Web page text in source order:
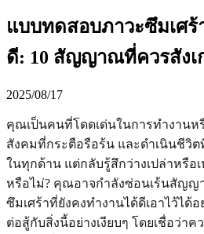
แบบทดสอบภาวะซึมเศร้
ดี: 10 สัญญาณที่ควรสังเ
2025/08/17
คุณเป็นคนที่โดดเด่นในการทำงานห
สังคมที่กระตือรือร้น และดำเนินชีวิต
ในทุกด้าน แต่กลับรู้สึกว่างเปล่าหรือ
หรือไม่? คุณอาจกำลังซ่อนเร้นสัญญ
ซึมเศร้าที่ยังคงทำงานได้ดีเอาไว้ได้
ต่อสู้กับสิ่งนี้อย่างเงียบๆ โดยเชื่อว่า